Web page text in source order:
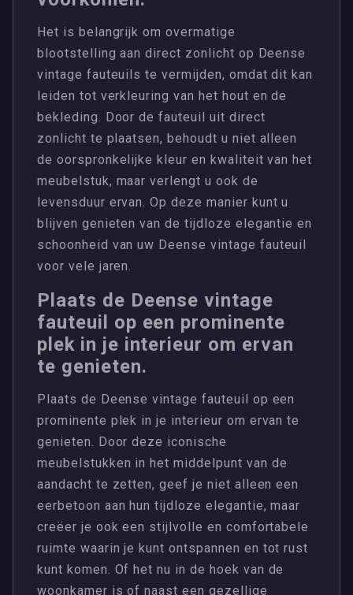
Het is belangrijk om overmatige
blootstelling aan direct zonlicht op Deense
vintage fauteuils te vermijden, omdat dit kan
leiden tot verkleuring van het hout en de
bekleding. Door de fauteuil uit direct
zonlicht te plaatsen, behoudt u niet alleen
de oorspronkelijke kleur en kwaliteit van het
meubelstuk, maar verlengt u ook de
levensduur ervan. Op deze manier kunt u
blijven genieten van de tijdloze elegantie en
schoonheid van uw Deense vintage fauteuil
voor vele jaren.
Plaats de Deense vintage
fauteuil op een prominente
plek in je interieur om ervan
te genieten.
Plaats de Deense vintage fauteuil op een
prominente plek in je interieur om ervan te
genieten. Door deze iconische
meubelstukken in het middelpunt van de
aandacht te zetten, geef je niet alleen een
eerbetoon aan hun tijdloze elegantie, maar
creëer je ook een stijlvolle en comfortabele
ruimte waarin je kunt ontspannen en tot rust
kunt komen. Of het nu in de hoek van de
woonkamer is of naast een gezellige